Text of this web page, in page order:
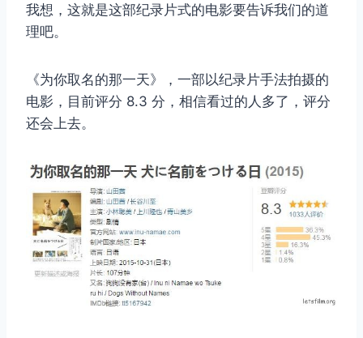
我想，这就是这部纪录片式的电影要告诉我们的道
理吧。
《为你取名的那一天》，一部以纪录片手法拍摄的
电影，目前评分 8.3 分，相信看过的人多了，评分
还会上去。